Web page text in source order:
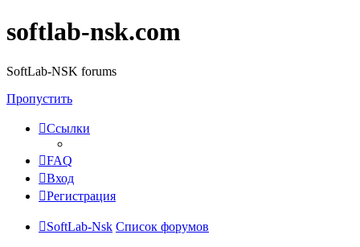
softlab-nsk.com
SoftLab-NSK forums
Пропустить
Ссылки
FAQ
Вход
Регистрация
SoftLab-Nsk Список форумов